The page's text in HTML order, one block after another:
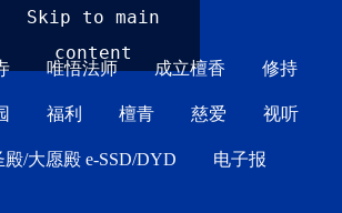
Skip to main
content
唯悟法师 成立檀香 修持
福利 檀青 慈爱 视听
殿/大愿殿 e-SSD/DYD 电子报